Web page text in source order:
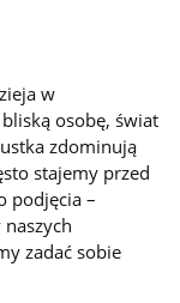
w
osobę, świat
zdominują
stajemy przed
podjęcia –
zadać sobie